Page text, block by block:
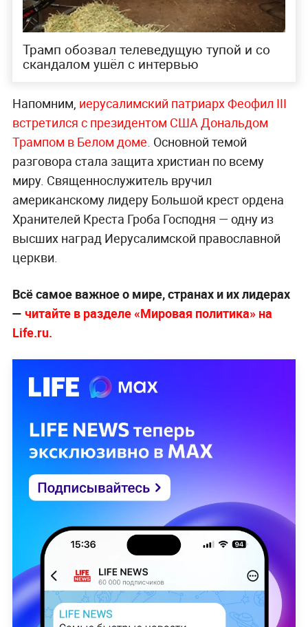
Трамп обозвал телеведущую тупой и со
скандалом ушёл с интервью
Напомним, иерусалимский патриарх Феофил III
встретился с президентом США Дональдом
Трампом в Белом доме. Основной темой
разговора стала защита христиан по всему
миру. Священнослужитель вручил
американскому лидеру Большой крест ордена
Хранителей Креста Гроба Господня — одну из
высших наград Иерусалимской православной
церкви.
Всё самое важное о мире, странах и их лидерах
— читайте в разделе «Мировая политика» на
Life.ru.